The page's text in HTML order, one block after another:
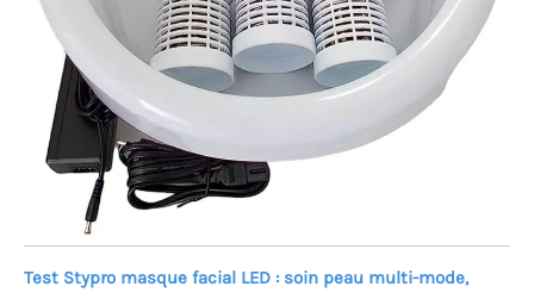
Test Stypro masque facial LED : soin peau multi-mode,